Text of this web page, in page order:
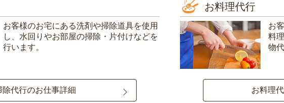
お客様のお宅にある洗剤や掃除道具を使用
し、水回りやお部屋の掃除・片付けなどを
行います。
除代行のお仕事詳細
お料理代行
お
料
物
お料理